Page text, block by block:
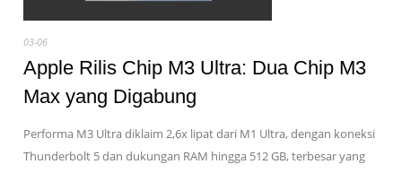
03-06
Apple Rilis Chip M3 Ultra: Dua Chip M3
Max yang Digabung
Performa M3 Ultra diklaim 2,6x lipat dari M1 Ultra, dengan koneksi
Thunderbolt 5 dan dukungan RAM hingga 512 GB, terbesar yang